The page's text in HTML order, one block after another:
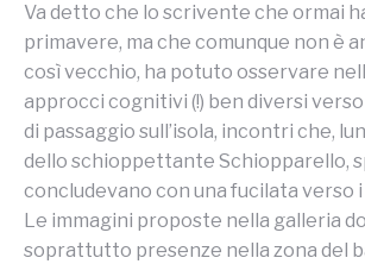
Va detto che lo scrivente che ormai
primavere, ma che comunque non è
così vecchio, ha potuto osservare
approcci cognitivi (!) ben diversi
di passaggio sull’isola, incontri che,
dello schioppettante Schiopparello,
concludevano con una fucilata verso
Le immagini proposte nella galleria
soprattutto presenze nella zona del